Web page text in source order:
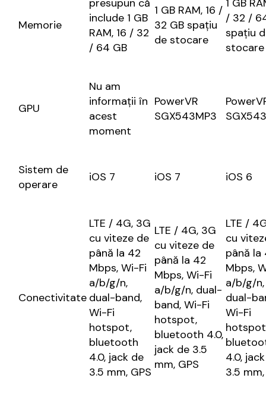
Memorie
presupun că
include 1 GB
RAM, 16 / 32
/ 64 GB
1 GB RAM, 16 /
32 GB spațiu
de stocare
1 GB
/ 32 /
spațiu
stocare
GPU
Nu am
informații în
acest
moment
PowerVR
SGX543MP3
Sistem de
operare
iOS 7 iOS 7 iOS 6
Conectivitate
LTE / 4G, 3G
cu viteze de
până la 42
Mbps, Wi-Fi
a/b/g/n,
dual-band,
Wi-Fi
hotspot,
bluetooth
4.0, jack de
3.5 mm, GPS
LTE / 4G, 3G
cu viteze de
până la 42
Mbps, Wi-Fi
a/b/g/n, dual-
band, Wi-Fi
hotspot,
bluetooth 4.0,
jack de 3.5
mm, GPS
LTE /
cu
până la
Mbps,
a/b/g/n,
dual-
Wi-Fi
4.0,
3.5